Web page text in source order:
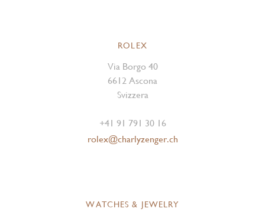
ROLEX
Via Borgo 40
6612 Ascona
Svizzera
+41 91 791 30 16
rolex@charlyzenger.ch
WATCHES & JEWELRY